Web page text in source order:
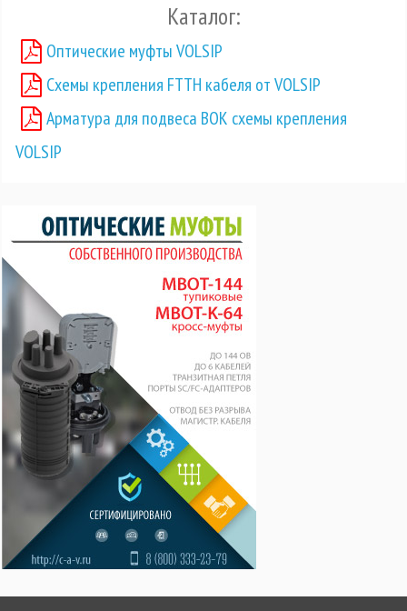
Каталог:
Оптические муфты VOLSIP
Схемы крепления FTTH кабеля от VOLSIP
Арматура для подвеса ВОК схемы крепления
VOLSIP